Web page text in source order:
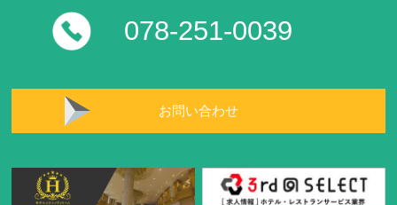
078-251-0039
お問い合わせ